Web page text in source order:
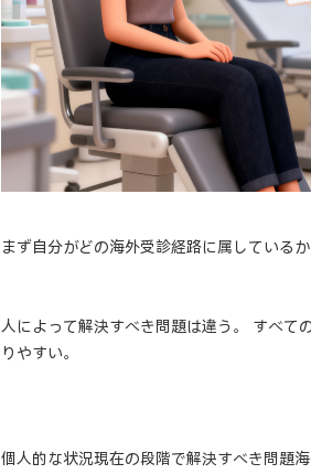
まず自分がどの海外受診経路に属している
人によって解決すべき問題は違う。 すべて
りやすい。
個人的な状況現在の段階で解決すべき問題